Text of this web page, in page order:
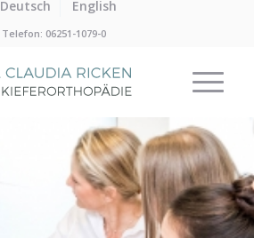
Deutsch English
Telefon: 06251-1079-0